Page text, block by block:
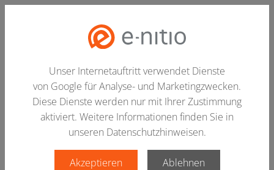
Unser Internetauftritt verwendet Dienste
von Google für Analyse- und Marketingzwecken.
Diese Dienste werden nur mit Ihrer Zustimmung
aktiviert. Weitere Informationen finden Sie in
unseren Datenschutzhinweisen.
Akzeptieren Ablehnen
Vorherigen Slide anzeigen